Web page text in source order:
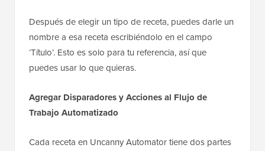
Después de elegir un tipo de receta, puedes darle un
nombre a esa receta escribiéndolo en el campo
‘Título’. Esto es solo para tu referencia, así que
puedes usar lo que quieras.
Agregar Disparadores y Acciones al Flujo de
Trabajo Automatizado
Cada receta en Uncanny Automator tiene dos partes